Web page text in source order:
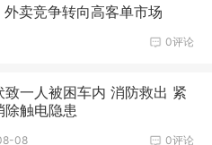
卖竞争转向高客单市场
0评论
致一人被困车内 消防救出 紧
除触电隐患
0评论
08